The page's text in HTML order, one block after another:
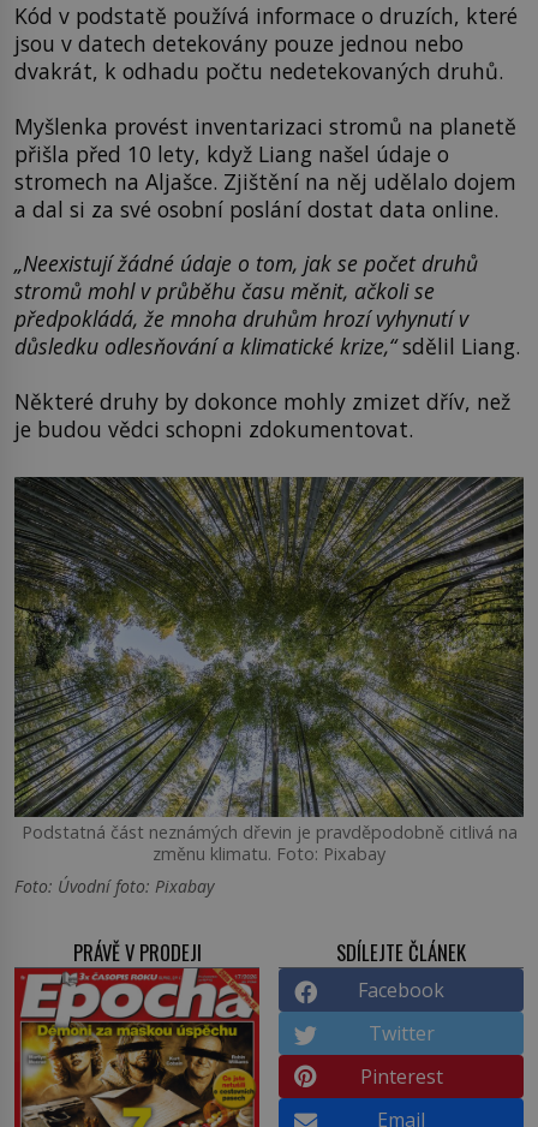
Kód v podstatě používá informace o druzích, které
jsou v datech detekovány pouze jednou nebo
dvakrát, k odhadu počtu nedetekovaných druhů.
Myšlenka provést inventarizaci stromů na planetě
přišla před 10 lety, když Liang našel údaje o
stromech na Aljašce. Zjištění na něj udělalo dojem
a dal si za své osobní poslání dostat data online.
„Neexistují žádné údaje o tom, jak se počet druhů
stromů mohl v průběhu času měnit, ačkoli se
předpokládá, že mnoha druhům hrozí vyhynutí v
důsledku odlesňování a klimatické krize,“sdělil Liang.
Některé druhy by dokonce mohly zmizet dřív, než
je budou vědci schopni zdokumentovat.
Podstatná část neznámých dřevin je pravděpodobně citlivá na
změnu klimatu. Foto: Pixabay
Foto: Úvodní foto: Pixabay
PRÁVĚ V PRODEJI SDÍLEJTE ČLÁNEK
Facebook
Twitter
Pinterest
Email